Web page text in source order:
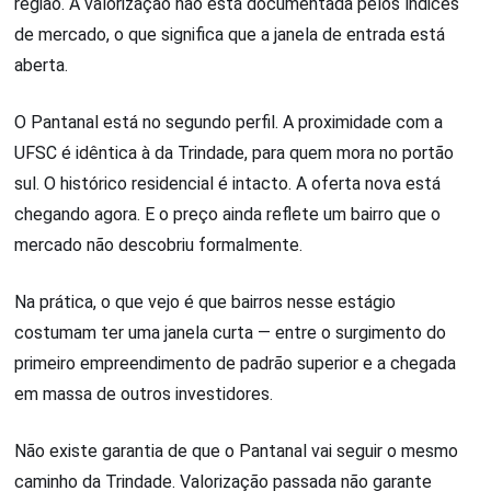
de mercado, o que significa que a janela de entrada está
aberta.
O Pantanal está no segundo perfil. A proximidade com a
UFSC é idêntica à da Trindade, para quem mora no portão
sul. O histórico residencial é intacto. A oferta nova está
chegando agora. E o preço ainda reflete um bairro que o
mercado não descobriu formalmente.
Na prática, o que vejo é que bairros nesse estágio
costumam ter uma janela curta — entre o surgimento do
primeiro empreendimento de padrão superior e a chegada
em massa de outros investidores.
Não existe garantia de que o Pantanal vai seguir o mesmo
caminho da Trindade. Valorização passada não garante